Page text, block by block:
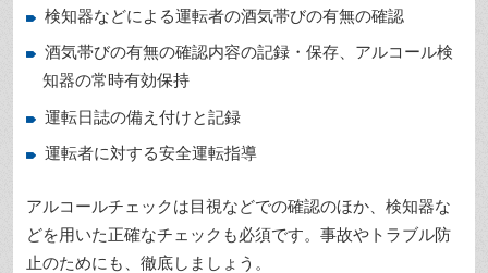
検知器などによる運転者の酒気帯びの有無の確認
酒気帯びの有無の確認内容の記録・保存、アルコール検
知器の常時有効保持
運転日誌の備え付けと記録
運転者に対する安全運転指導
アルコールチェックは目視などでの確認のほか、検知器な
どを用いた正確なチェックも必須です。事故やトラブル防
止のためにも、徹底しましょう。